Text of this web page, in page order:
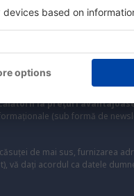
Trimitem doar ce e
la prețuri
(sub formă de
de mai sus, furnizarea
vă dați acordul ca datele